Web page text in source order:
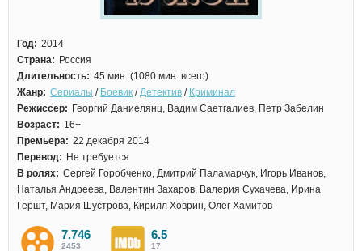
Год: 2014
Страна: Россия
Длительность: 45 мин. (1080 мин. всего)
Жанр: Сериалы / Боевик /Детектив / Криминал
Режиссер: Георгий Даниелянц, Вадим Саетгалиев, Петр Забелин
Возраст: 16+
Премьера: 22 декабря 2014
Перевод: Не требуется
В ролях: Сергей Горобченко, Дмитрий Паламарчук, Игорь Иванов,
Наталья Андреева, Валентин Захаров, Валерия Сухачева, Ирина
Гершт, Мария Шустрова, Кирилл Ховрин, Олег Хамитов
7.746
2453
6.5
17